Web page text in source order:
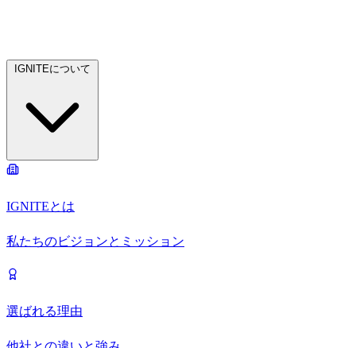
IGNITEとは
私たちのビジョンとミッション
選ばれる理由